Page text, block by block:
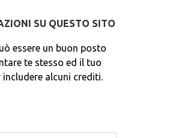
SU QUESTO SITO
essere un buon posto
te stesso ed il tuo
includere alcuni crediti.